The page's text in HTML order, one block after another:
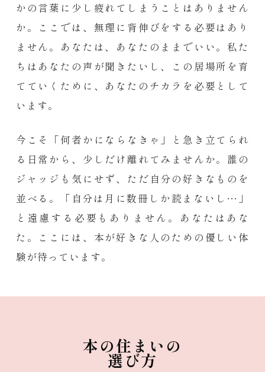
かの言葉に少し疲れてしまうことはありません
か。ここでは、無理に背伸びをする必要はあり
ません。あなたは、あなたのままでいい。私た
ちはあなたの声が聞きたいし、この居場所を育
てていくために、あなたのチカラを必要として
います。
今こそ「何者かにならなきゃ」と急き立てられ
る日常から、少しだけ離れてみませんか。誰の
ジャッジも気にせず、ただ自分の好きなものを
並べる。「自分は月に数冊しか読まないし…」
と遠慮する必要もありません。あなたはあな
た。ここには、本が好きな人のための優しい体
験が待っています。
本の住まいの
選び方